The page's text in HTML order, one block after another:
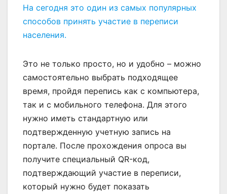
На сегодня это один из самых популярных
способов принять участие в переписи
населения.
Это не только просто, но и удобно – можно
самостоятельно выбрать подходящее
время, пройдя перепись как с компьютера,
так и с мобильного телефона. Для этого
нужно иметь стандартную или
подтвержденную учетную запись на
портале. После прохождения опроса вы
получите специальный QR-код,
подтверждающий участие в переписи,
который нужно будет показать